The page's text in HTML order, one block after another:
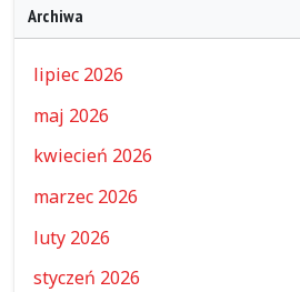
Archiwa
lipiec 2026
maj 2026
kwiecień 2026
marzec 2026
luty 2026
styczeń 2026